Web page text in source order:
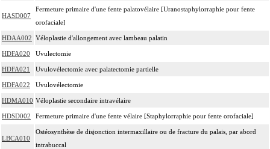
HASD007
Fermeture primaire d'une fente palatovélaire [Uranostaphylorraphie pour fente
orofaciale]
HDAA002 Véloplastie d'allongement avec lambeau palatin
HDFA020 Uvulectomie
HDFA021 Uvulovélectomie avec palatectomie partielle
HDFA022 Uvulovélectomie
HDMA010 Véloplastie secondaire intravélaire
HDSD002 Fermeture primaire d'une fente vélaire [Staphylorraphie pour fente orofaciale]
LBCA010
Ostéosynthèse de disjonction intermaxillaire ou de fracture du palais, par abord
intrabuccal